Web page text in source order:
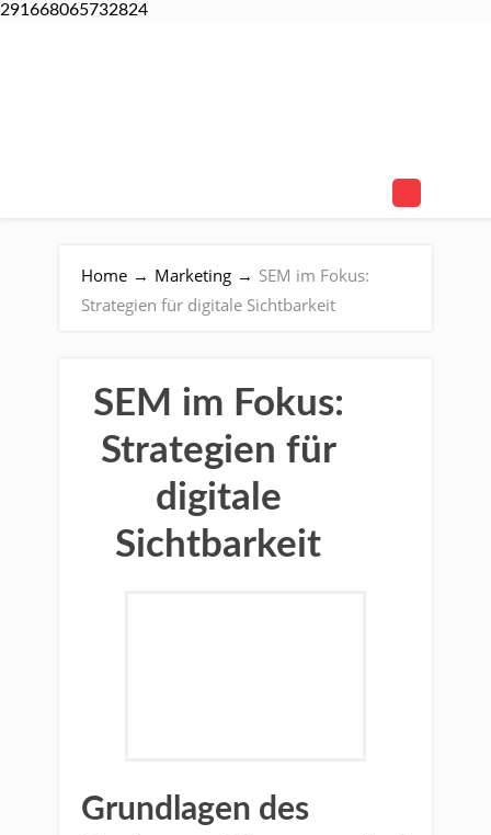
291668065732824
Home → Marketing → SEM im Fokus:
Strategien für digitale Sichtbarkeit
SEM im Fokus:
Strategien für
digitale
Sichtbarkeit
Grundlagen des